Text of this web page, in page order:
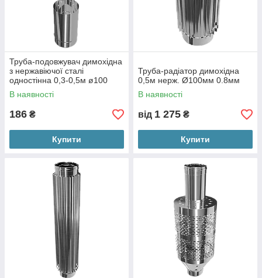
Труба-подовжувач димохідна
з нержавіючої сталі
одностінна 0,3-0,5м ø100
В наявності
186 ₴
Купити
Труба-радіатор димохідна
0,5м нерж. Ø100мм 0.8мм
В наявності
від 1 275 ₴
Купити